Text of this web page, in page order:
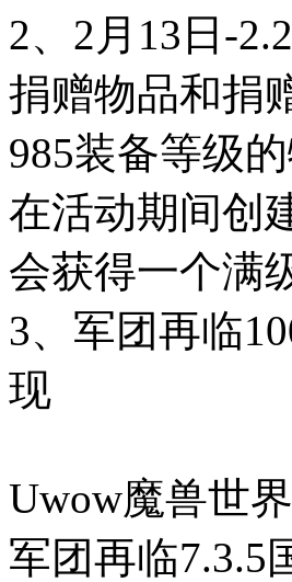
2、2月13日-
捐赠物品和捐
985装备等级
在活动期间创
会获得一个满
3、军团再临
现
Uwow魔兽世
军团再临7.3.5